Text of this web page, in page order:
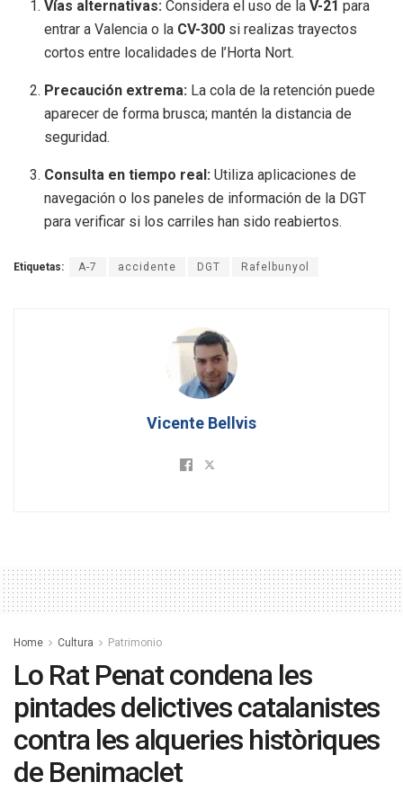
Vías alternativas: Considera el uso de laV-21 para
entrar a Valencia o la CV-300 si realizas trayectos
cortos entre localidades de l’Horta Nort.
Precaución extrema: La cola de la retención puede
aparecer de forma brusca; mantén la distancia de
seguridad.
Consulta en tiempo real: Utiliza aplicaciones de
navegación o los paneles de información de la DGT
para verificar si los carriles han sido reabiertos.
Etiquetas: A-7 accidente DGT Rafelbunyol
Vicente Bellvis
Home Cultura Patrimonio
Lo Rat Penat condena les
pintades delictives catalanistes
contra les alqueries històriques
de Benimaclet